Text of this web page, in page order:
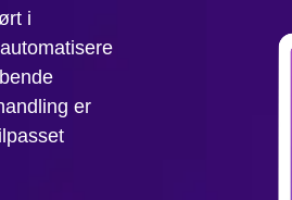
i
er